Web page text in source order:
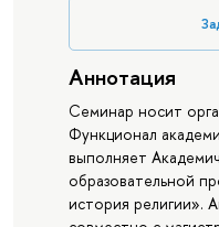
Аннотация
Семинар носит
Функционал
выполняет
образовательной
история религии».